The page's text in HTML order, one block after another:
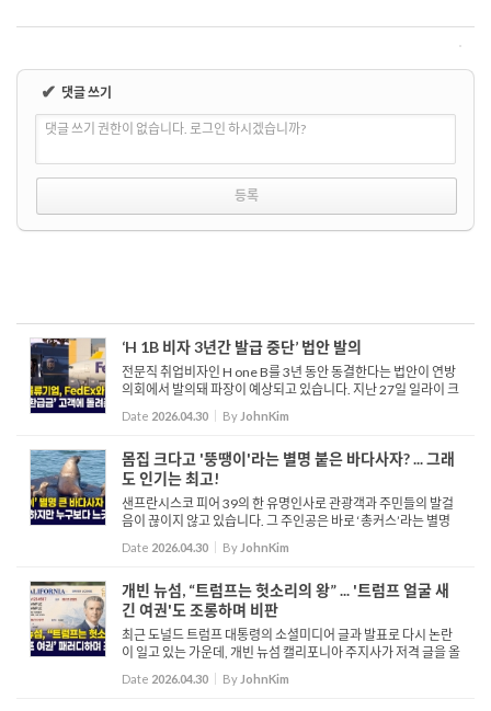
✔ 댓글 쓰기
댓글 쓰기 권한이 없습니다. 로그인 하시겠습니까?
‘H 1B 비자 3년간 발급 중단’ 법안 발의
전문직 취업비자인 H one B를 3년 동안 동결한다는 법안이 연방
의회에서 발의돼 파장이 예상되고 있습니다. 지난 27일 일라이 크
레인을 포함한 공화당 연방 하원의원들은 H one B 제도를 대폭
축소하는 내용을 담은 2026 H one B 비자 남용 방지법을 발의했
Date 2026.04.30 By JohnKim
몸집 크다고 '뚱땡이'라는 별명 붙은 바다사자? ... 그래
도 인기는 최고!
샌프란시스코 피어 39의 한 유명인사로 관광객과 주민들의 발걸
음이 끊이지 않고 있습니다. 그 주인공은 바로 ‘총커스’라는 별명
을 가진 거대한 큰바다사잡니다. 총커스라는 별명은 포동이 또는
뚱땡이로 번역되지만, 주로 육중한 몸집을 가진 동...
Date 2026.04.30 By JohnKim
개빈 뉴섬, “트럼프는 헛소리의 왕” ... '트럼프 얼굴 새
긴 여권'도 조롱하며 비판
최근 도널드 트럼프 대통령의 소셜미디어 글과 발표로 다시 논란
이 일고 있는 가운데, 개빈 뉴섬 캘리포니아 주지사가 저격 글을 올
리며 공방이 더욱 격화되고 있습니다. 백악관 공식 계정은 트럼프
대통령과 찰스 3세 영국 국왕이 함께 웃고 있는 사진을 게시...
Date 2026.04.30 By JohnKim